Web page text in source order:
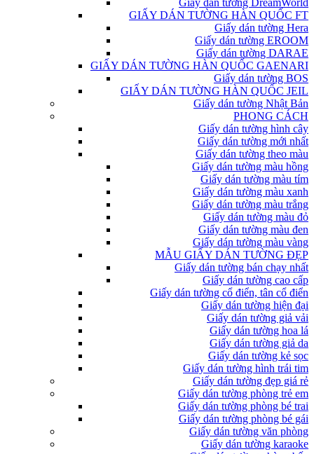
Giấy dán tường DreamWorld
GIẤY DÁN TƯỜNG HÀN QUỐC FT
Giấy dán tường Hera
Giấy dán tường EROOM
Giấy dán tường DARAE
GIẤY DÁN TƯỜNG HÀN QUỐC GAENARI
Giấy dán tường BOS
GIẤY DÁN TƯỜNG HÀN QUỐC JEIL
Giấy dán tường Nhật Bản
PHONG CÁCH
Giấy dán tường hình cây
Giấy dán tường mới nhất
Giấy dán tường theo màu
Giấy dán tường màu hồng
Giấy dán tường màu tím
Giấy dán tường màu xanh
Giấy dán tường màu trắng
Giấy dán tường màu đỏ
Giấy dán tường màu đen
Giấy dán tường màu vàng
MẪU GIẤY DÁN TƯỜNG ĐẸP
Giấy dán tường bán chạy nhất
Giấy dán tường cao cấp
Giấy dán tường cổ điển, tân cổ điển
Giấy dán tường hiện đại
Giấy dán tường giả vải
Giấy dán tường hoa lá
Giấy dán tường giả da
Giấy dán tường kẻ sọc
Giấy dán tường hình trái tim
Giấy dán tường đẹp giá rẻ
Giấy dán tường phòng trẻ em
Giấy dán tường phòng bé trai
Giấy dán tường phòng bé gái
Giấy dán tường văn phòng
Giấy dán tường karaoke